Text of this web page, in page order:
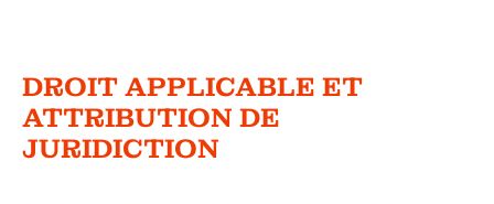
DROIT APPLICABLE ET
ATTRIBUTION DE
JURIDICTION